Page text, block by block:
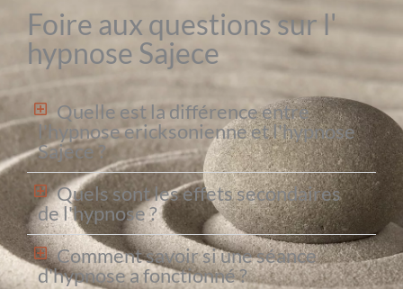
Foire aux questions sur l'
hypnose Sajece
Quelle est la différence entre
l'hypnose ericksonienne et l'hypnose
Sajece ?
Quels sont les effets secondaires
de l'hypnose ?
Comment savoir si une séance
d'hypnose a fonctionné ?